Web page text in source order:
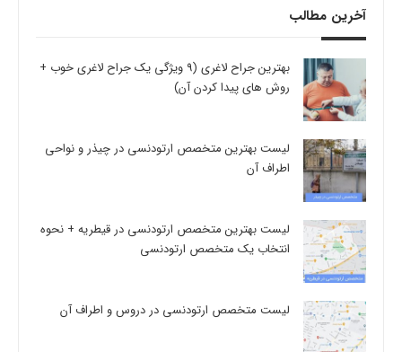
آخرین مطالب
بهترین جراح لاغری (9 ویژگی یک جراح لاغری خوب +
روش های پیدا کردن آن)
لیست بهترین متخصص ارتودنسی در چیذر و نواحی
اطراف آن
لیست بهترین متخصص ارتودنسی در قیطریه + نحوه
انتخاب یک متخصص ارتودنسی
لیست متخصص ارتودنسی در دروس و اطراف آن